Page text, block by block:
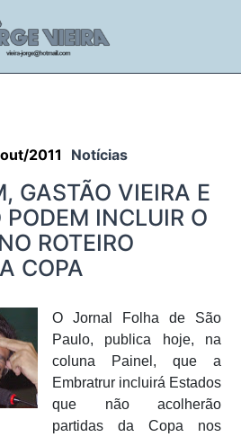
2011 Notícias
GASTÃO VIEIRA E
INCLUIR O
ROTEIRO
COPA
O Jornal Folha de São
Paulo, publica hoje, na
coluna Painel, que a
Embratrur incluirá Estados
que não acolherão
partidas da Copa nos